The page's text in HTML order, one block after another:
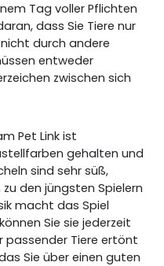
Tag voller Pflichten
dass Sie Tiere nur
durch andere
entweder
zwischen sich
Pet Link ist
gehalten und
sind sehr süß,
den jüngsten Spielern
macht das Spiel
Sie sie jederzeit
passender Tiere ertönt
Sie über einen guten